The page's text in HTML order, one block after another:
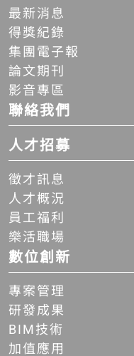
最新消息
得獎紀錄
集團電子報
論文期刊
影音專區
聯絡我們
人才招募
徵才訊息
人才概況
員工福利
樂活職場
數位創新
專案管理
研發成果
BIM技術
加值應用